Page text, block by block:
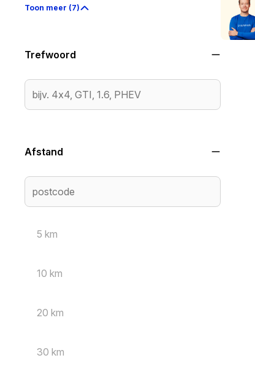
Toon meer (7)
Trefwoord
Afstand
5 km
10 km
20 km
30 km